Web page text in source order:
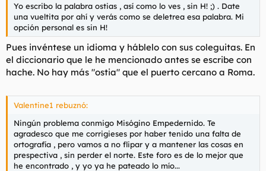
Yo escribo la palabra ostias , así como lo ves , sin H! ;) . Date
una vueltita por ahí y verás como se deletrea esa palabra. Mi
opción personal es sin H!
Pues invéntese un idioma y háblelo con sus coleguitas. En
el diccionario que le he mencionado antes se escribe con
hache. No hay más "ostia" que el puerto cercano a Roma.
Valentine1 rebuznó:
Ningún problema conmigo Misógino Empedernido. Te
agradesco que me corrigieses por haber tenido una falta de
ortografía , pero vamos a no flipar y a mantener las cosas en
prespectiva , sin perder el norte. Este foro es de lo mejor que
he encontrado , y yo ya he pateado lo mío...